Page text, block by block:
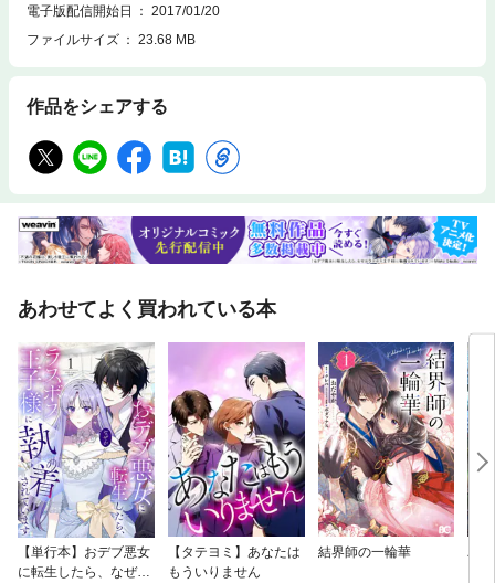
載！
電子版配信開始日
2017/01/20
ファイルサイズ
23.68 MB
作品をシェアする
あわせてよく買われている本
【単行本】おデブ悪女
に転生したら、なぜか
【タテヨミ】あなたは
もういりません
結界師の一輪華
バ